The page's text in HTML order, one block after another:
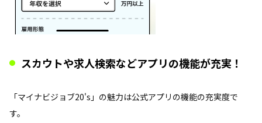
スカウトや求人検索などアプリの機能が充実！
「マイナビジョブ20's」の魅力は公式アプリの機能の充実度で
す。